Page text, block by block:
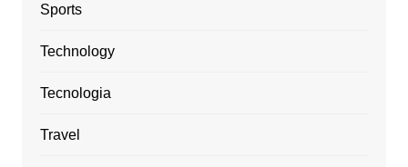
Sports
Technology
Tecnologia
Travel